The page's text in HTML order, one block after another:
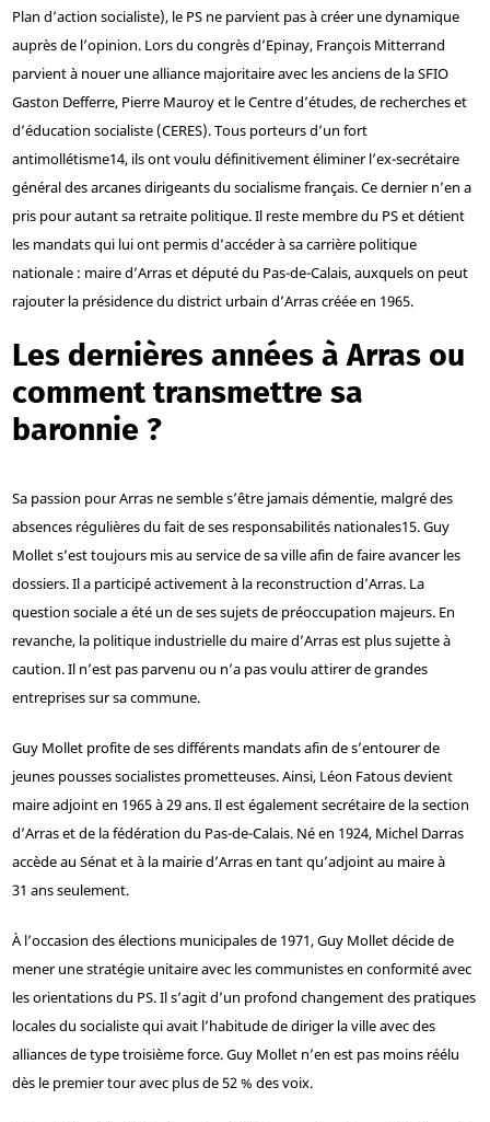
Plan d’action socialiste), le PS ne parvient pas à créer une dynamique
auprès de l’opinion. Lors du congrès d’Epinay, François Mitterrand
parvient à nouer une alliance majoritaire avec les anciens de la SFIO
Gaston Defferre, Pierre Mauroy et le Centre d’études, de recherches et
d’éducation socialiste (CERES). Tous porteurs d’un fort
antimollétisme14, ils ont voulu définitivement éliminer l’ex-secrétaire
général des arcanes dirigeants du socialisme français. Ce dernier n’en a
pris pour autant sa retraite politique. Il reste membre du PS et détient
les mandats qui lui ont permis d’accéder à sa carrière politique
nationale : maire d’Arras et député du Pas-de-Calais, auxquels on peut
rajouter la présidence du district urbain d’Arras créée en 1965.
Les dernières années à Arras ou
comment transmettre sa
baronnie ?
Sa passion pour Arras ne semble s’être jamais démentie, malgré des
absences régulières du fait de ses responsabilités nationales15. Guy
Mollet s’est toujours mis au service de sa ville afin de faire avancer les
dossiers. Il a participé activement à la reconstruction d’Arras. La
question sociale a été un de ses sujets de préoccupation majeurs. En
revanche, la politique industrielle du maire d’Arras est plus sujette à
caution. Il n’est pas parvenu ou n’a pas voulu attirer de grandes
entreprises sur sa commune.
Guy Mollet profite de ses différents mandats afin de s’entourer de
jeunes pousses socialistes prometteuses. Ainsi, Léon Fatous devient
maire adjoint en 1965 à 29 ans. Il est également secrétaire de la section
d’Arras et de la fédération du Pas-de-Calais. Né en 1924, Michel Darras
accède au Sénat et à la mairie d’Arras en tant qu’adjoint au maire à
31 ans seulement.
À l’occasion des élections municipales de 1971, Guy Mollet décide de
mener une stratégie unitaire avec les communistes en conformité avec
les orientations du PS. Il s’agit d’un profond changement des pratiques
locales du socialiste qui avait l’habitude de diriger la ville avec des
alliances de type troisième force. Guy Mollet n’en est pas moins réélu
dès le premier tour avec plus de 52 % des voix.